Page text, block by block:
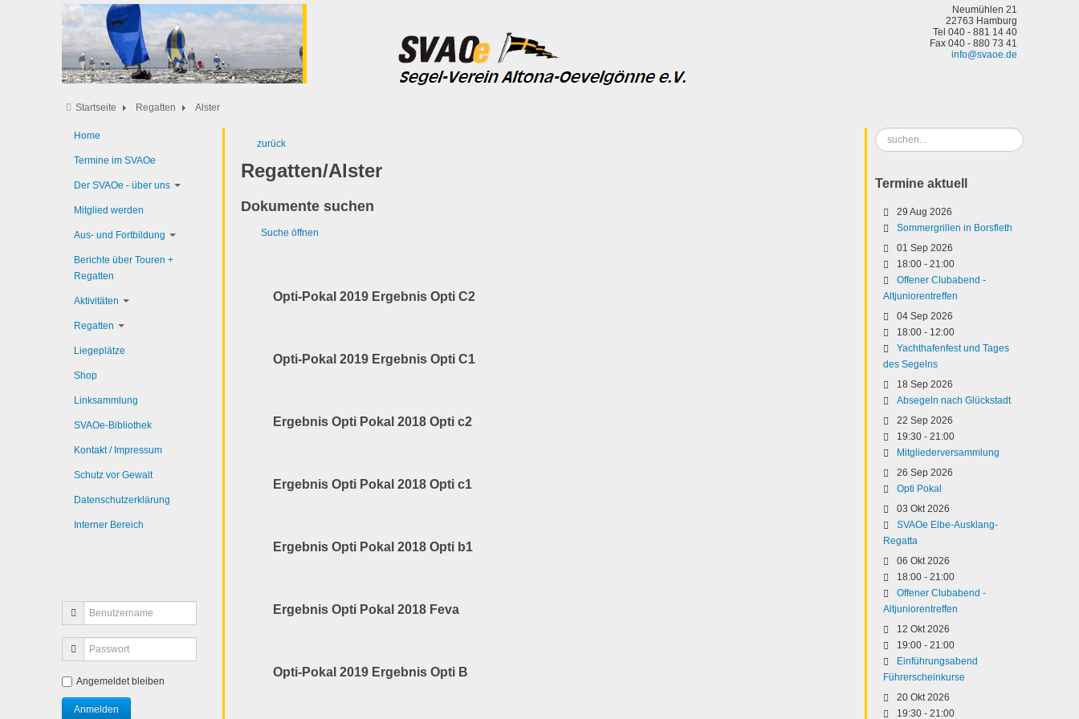
Neumühlen 21
22763 Hamburg
Tel 040 - 881 14 40
Fax 040 - 880 73 41
info@svaoe.de
Startseite Regatten Alster
zurück
Regatten/Alster
Dokumente suchen
Suche öffnen
Opti-Pokal 2019 Ergebnis Opti C2
Opti-Pokal 2019 Ergebnis Opti C1
Ergebnis Opti Pokal 2018 Opti c2
Ergebnis Opti Pokal 2018 Opti c1
Ergebnis Opti Pokal 2018 Opti b1
Ergebnis Opti Pokal 2018 Feva
Opti-Pokal 2019 Ergebnis Opti B
Home
Termine im SVAOe
Der SVAOe - über uns
Mitglied werden
Aus- und Fortbildung
Berichte über Touren +
Regatten
Aktivitäten
Regatten
Liegeplätze
Shop
Linksammlung
SVAOe-Bibliothek
Kontakt / Impressum
Schutz vor Gewalt
Datenschutzerklärung
Interner Bereich
Angemeldet bleiben
Suchen
...
Termine aktuell
29 Aug 2026
Sommergrillen in Borsfleth
01 Sep 2026
18:00 - 21:00
Offener Clubabend -
Altjuniorentreffen
04 Sep 2026
18:00 - 12:00
Yachthafenfest und Tages
des Segelns
18 Sep 2026
Absegeln nach Glückstadt
22 Sep 2026
19:30 - 21:00
Mitgliederversammlung
26 Sep 2026
Opti Pokal
03 Okt 2026
SVAOe Elbe-Ausklang-
Regatta
06 Okt 2026
18:00 - 21:00
Offener Clubabend -
Altjuniorentreffen
12 Okt 2026
19:00 - 21:00
Einführungsabend
Führerscheinkurse
20 Okt 2026
19:30 - 21:00